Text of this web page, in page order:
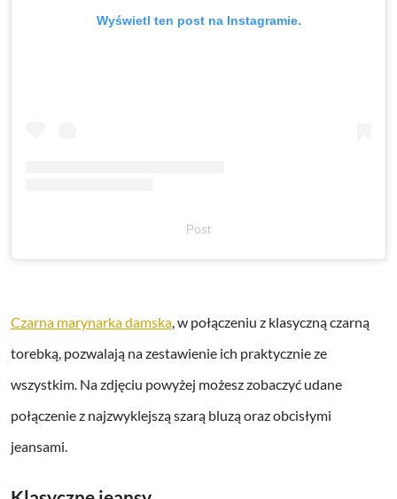
Wyświetl ten post na Instagramie.
Post
Czarna marynarka damska, w połączeniu z klasyczną czarną
torebką, pozwalają na zestawienie ich praktycznie ze
wszystkim. Na zdjęciu powyżej możesz zobaczyć udane
połączenie z najzwyklejszą szarą bluzą oraz obcisłymi
jeansami.